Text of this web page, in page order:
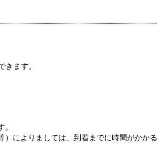
きます。
によりましては、到着までに時間がかかる